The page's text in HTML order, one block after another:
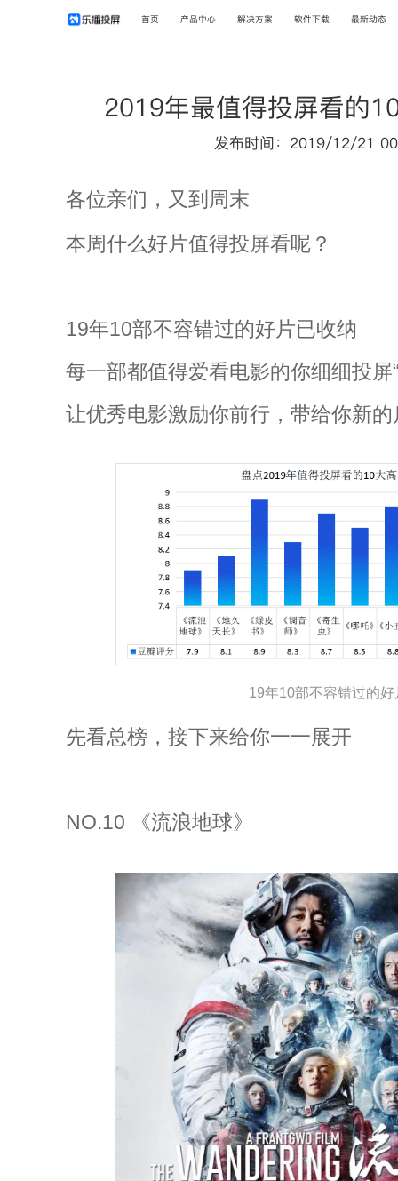
首页 产品中心 解决方案 软件下载 最新动态
2019年最值得投屏看的
发布时间：2019/12/21
各位亲们，又到周末
本周什么好片值得投屏看呢？
19年10部不容错过的好片已收纳
每一部都值得爱看电影的你细细投屏
让优秀电影激励你前行，带给你新的
19年10部不容错过的好
先看总榜，接下来给你一一展开
NO.10 《流浪地球》